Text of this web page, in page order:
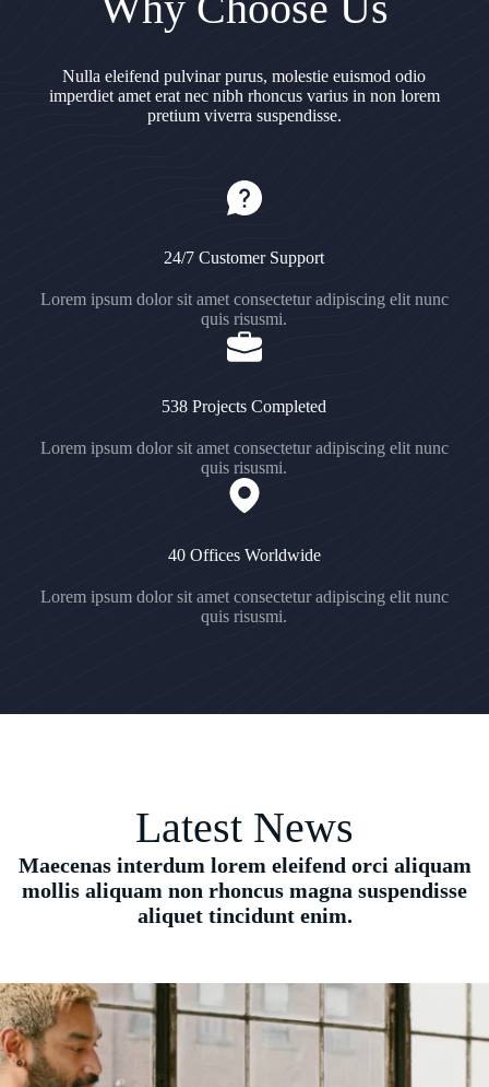
Nulla eleifend pulvinar purus, molestie euismod odio
imperdiet amet erat nec nibh rhoncus varius in non lorem
pretium viverra suspendisse.
24/7 Customer Support
Lorem ipsum dolor sit amet consectetur adipiscing elit nunc
quis risusmi.
538 Projects Completed
Lorem ipsum dolor sit amet consectetur adipiscing elit nunc
quis risusmi.
40 Offices Worldwide
Lorem ipsum dolor sit amet consectetur adipiscing elit nunc
quis risusmi.
Latest News
Maecenas interdum lorem eleifend orci aliquam
mollis aliquam non rhoncus magna suspendisse
aliquet tincidunt enim.